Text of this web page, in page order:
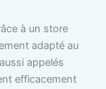
à un store
adapté au
appelés
efficacement